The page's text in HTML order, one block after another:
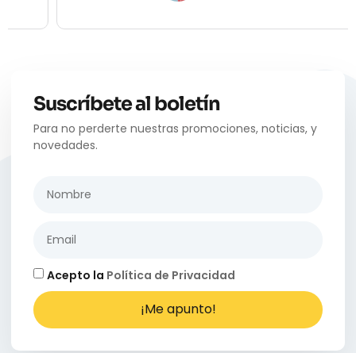
Suscríbete al boletín
Para no perderte nuestras promociones, noticias, y
novedades.
Acepto la Política de Privacidad
¡Me apunto!